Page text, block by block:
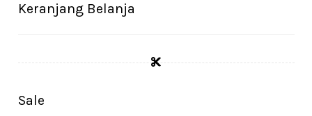
Keranjang Belanja
Sale